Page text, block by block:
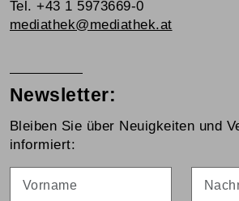
Tel. +43 1 5973669-0
mediathek@mediathek.at
Newsletter:
Bleiben Sie über Neuigkeiten und
informiert: